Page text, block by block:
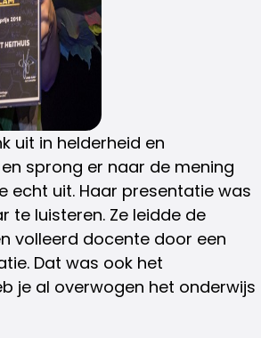
uit in helderheid en
sprong er naar de mening
echt uit. Haar presentatie was
te luisteren. Ze leidde de
volleerd docente door een
Dat was ook het
je al overwogen het onderwijs